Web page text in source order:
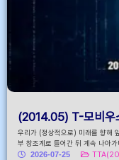
(2014.05) T-모비우
우리가 (정상적으로) 미래를 향해
부 창조계로 들어간 뒤 계속 나아
2026-07-25